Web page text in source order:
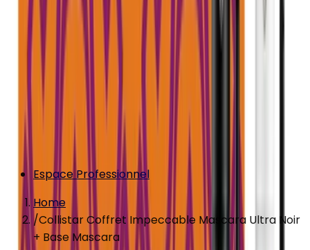
Espace Professionnel
Home
/Collistar Coffret Impeccable Mascara Ultra Noir
+ Base Mascara